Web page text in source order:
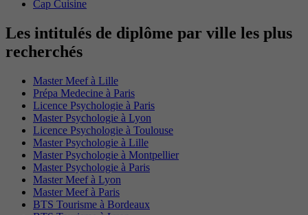
Cap Cuisine
Les intitulés de diplôme par ville les plus
recherchés
Master Meef à Lille
Prépa Medecine à Paris
Licence Psychologie à Paris
Master Psychologie à Lyon
Licence Psychologie à Toulouse
Master Psychologie à Lille
Master Psychologie à Montpellier
Master Psychologie à Paris
Master Meef à Lyon
Master Meef à Paris
BTS Tourisme à Bordeaux